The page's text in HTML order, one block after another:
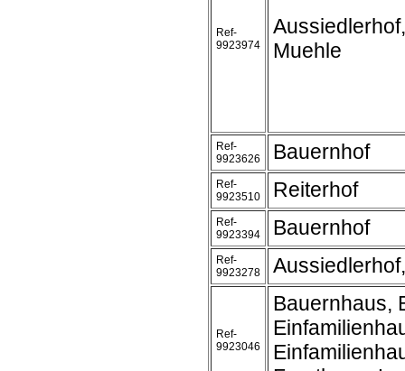
Ref-
9923974
Muehle
Ref-
9923626
Bauernhof
Ref-
9923510
Reiterhof
Ref-
9923394
Bauernhof
Ref-
9923278
Ref-
9923046
Bauernhaus,